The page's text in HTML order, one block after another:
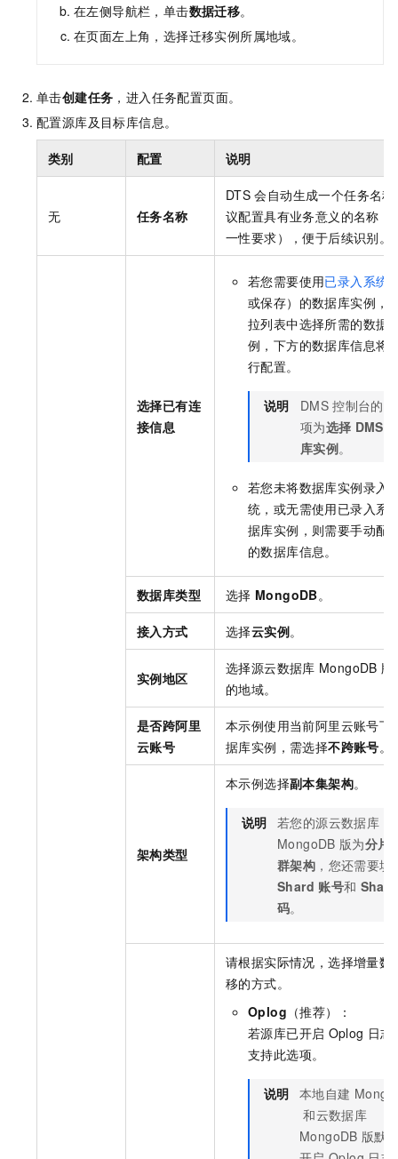
在左侧导航栏，单击数据迁移。
在页面左上角，选择迁移实例所属地域。
单击创建任务 ，进入任务配置页面。
配置源库及目标库信息。
类别 配置 说明
无 任务名称
DTS 会自动生成一个任务名
议配置具有业务意义的名称（
一性要求），便于后续识别。
选择已有连
接信息
若您需要使用已录入系统
或保存）的数据库实例，
拉列表中选择所需的数据
例，下方的数据库信息将
行配置。
说明 DMS 控制台的
项为选择 DMS
库实例。
若您未将数据库实例录入
统，或无需使用已录入系
据库实例，则需要手动配
的数据库信息。
数据库类型 选择 MongoDB。
接入方式 选择云实例。
实例地区
选择源云数据库 MongoDB 版
的地域。
是否跨阿里
云账号
本示例使用当前阿里云账号下
据库实例，需选择不跨账号。
架构类型
本示例选择副本集架构。
说明 若您的源云数据库
MongoDB 版为分片
群架构 ，您还需要填
Shard 账号和 Shard
码。
请根据实际情况，选择增量数
移的方式。
Oplog （推荐）：
若源库已开启 Oplog 日志
支持此选项。
说明 本地自建
和云数据库
MongoDB 版默